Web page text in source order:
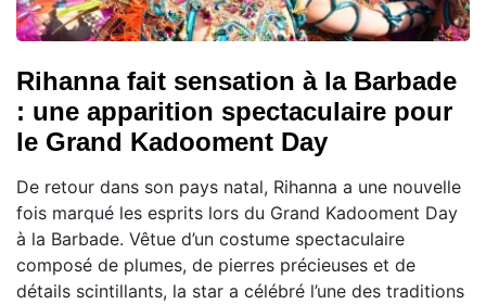
Rihanna fait sensation à la Barbade
: une apparition spectaculaire pour
le Grand Kadooment Day
De retour dans son pays natal, Rihanna a une nouvelle
fois marqué les esprits lors du Grand Kadooment Day
à la Barbade. Vêtue d’un costume spectaculaire
composé de plumes, de pierres précieuses et de
détails scintillants, la star a célébré l’une des traditions